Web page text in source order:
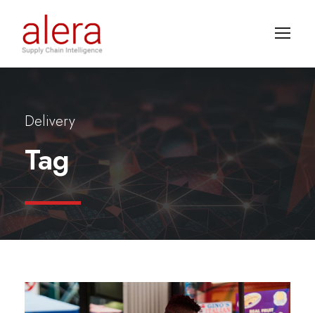
Delivery
Tag